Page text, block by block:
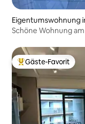
Eigentumswohnung
Schöne Wohnung
Beliebter Gäste-
Gäste-Favorit